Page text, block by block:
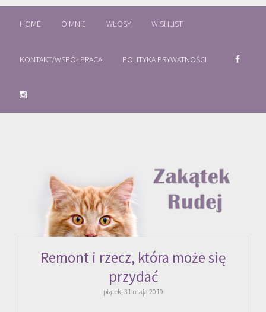
HOME O MNIE WŁOSY WISHLIST
KONTAKT/WSPÓŁPRACA POLITYKA PRYWATNOŚCI
Remont i rzecz, która może się
przydać
piątek, 31 maja 2019